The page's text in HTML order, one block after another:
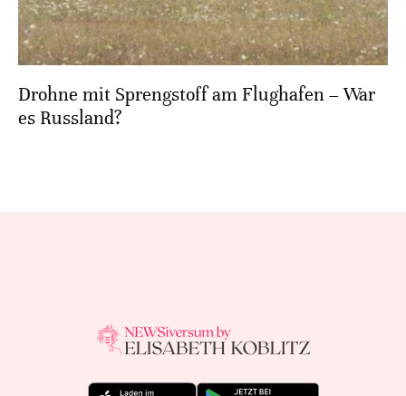
Drohne mit Sprengstoff am Flughafen – War
es Russland?